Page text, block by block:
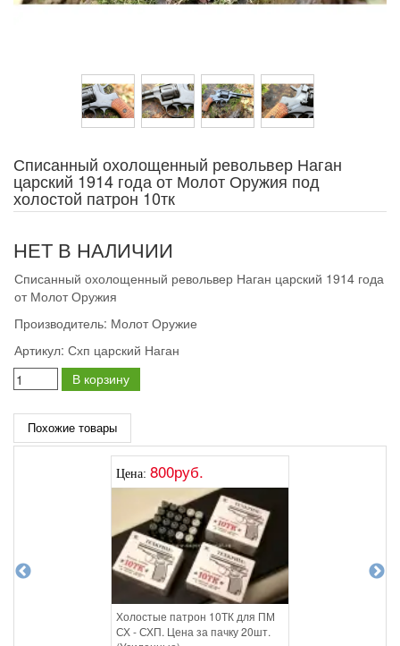
Списанный охолощенный револьвер Наган
царский 1914 года от Молот Оружия под
холостой патрон 10тк
НЕТ В НАЛИЧИИ
Списанный охолощенный револьвер Наган царский 1914 года
от Молот Оружия
Производитель: Молот Оружие
Артикул: Схп царский Наган
В корзину
Похожие товары
Цена: 800руб.
Холостые патрон 10ТК для ПМ
СХ - СХП. Цена за пачку 20шт.